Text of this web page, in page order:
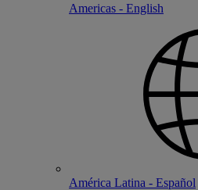
Americas - English
América Latina - Español